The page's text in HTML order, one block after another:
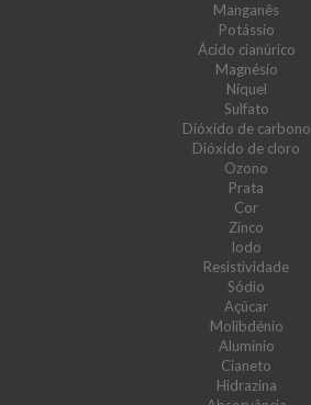
Manganês
Potássio
Ácido cianúrico
Magnésio
Níquel
Sulfato
Dióxido de carbono
Dióxido de cloro
Ozono
Prata
Cor
Zinco
Iodo
Resistividade
Sódio
Açúcar
Molibdénio
Alumínio
Cianeto
Hidrazina